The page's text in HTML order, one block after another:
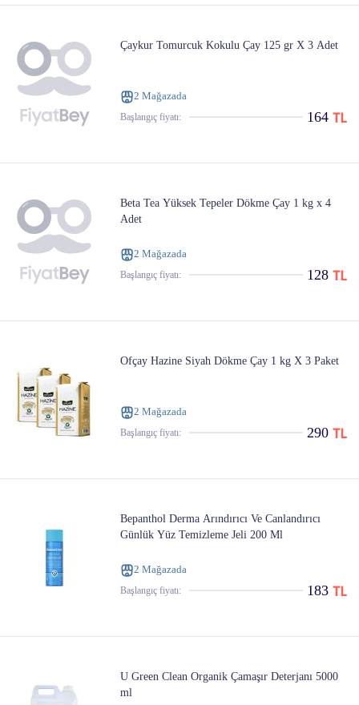
Çaykur Tomurcuk Kokulu Çay 125 gr X 3 Adet
2 Mağazada
Başlangıç ​​fiyatı: 164
Beta Tea Yüksek Tepeler Dökme Çay 1 kg x 4
Adet
2 Mağazada
Başlangıç ​​fiyatı: 128
Ofçay Hazine Siyah Dökme Çay 1 kg X 3 Paket
2 Mağazada
Başlangıç ​​fiyatı: 290
Bepanthol Derma Arındırıcı Ve Canlandırıcı
Günlük Yüz Temizleme Jeli 200 Ml
2 Mağazada
Başlangıç ​​fiyatı: 183
U Green Clean Organik Çamaşır Deterjanı 5000
ml